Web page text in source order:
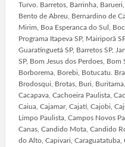
Turvo. Barretos, Barrinha,
Bento de Abreu, Bernardino de
Mirim, Boa Esperanca do Sul,
Programa Itapeva SP, Mairiporã
Guaratinguetá SP, Barretos SP,
SP, Bom Jesus dos Perdoes, Bom
Borborema, Borebi, Botucatu.
Brodosqui, Brotas, Buri,
Cacapava, Cachoeira Paulista,
Caiua, Cajamar, Cajati, Cajobi,
Limpo Paulista, Campos Novos
Canas, Candido Mota, Candido
do Alto, Capivari, Caraguatatuba,